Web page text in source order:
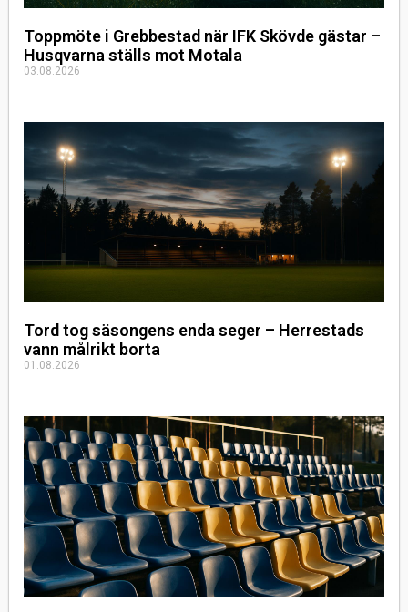
Toppmöte i Grebbestad när IFK Skövde gästar –
Husqvarna ställs mot Motala
03.08.2026
Tord tog säsongens enda seger – Herrestads
vann målrikt borta
01.08.2026